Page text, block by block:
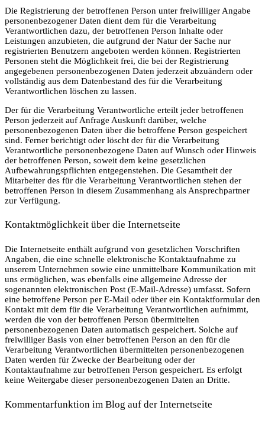
Die Registrierung der betroffenen Person unter freiwilliger Angabe
personenbezogener Daten dient dem für die Verarbeitung
Verantwortlichen dazu, der betroffenen Person Inhalte oder
Leistungen anzubieten, die aufgrund der Natur der Sache nur
registrierten Benutzern angeboten werden können. Registrierten
Personen steht die Möglichkeit frei, die bei der Registrierung
angegebenen personenbezogenen Daten jederzeit abzuändern oder
vollständig aus dem Datenbestand des für die Verarbeitung
Verantwortlichen löschen zu lassen.
Der für die Verarbeitung Verantwortliche erteilt jeder betroffenen
Person jederzeit auf Anfrage Auskunft darüber, welche
personenbezogenen Daten über die betroffene Person gespeichert
sind. Ferner berichtigt oder löscht der für die Verarbeitung
Verantwortliche personenbezogene Daten auf Wunsch oder Hinweis
der betroffenen Person, soweit dem keine gesetzlichen
Aufbewahrungspflichten entgegenstehen. Die Gesamtheit der
Mitarbeiter des für die Verarbeitung Verantwortlichen stehen der
betroffenen Person in diesem Zusammenhang als Ansprechpartner
zur Verfügung.
Kontaktmöglichkeit über die Internetseite
Die Internetseite enthält aufgrund von gesetzlichen Vorschriften
Angaben, die eine schnelle elektronische Kontaktaufnahme zu
unserem Unternehmen sowie eine unmittelbare Kommunikation mit
uns ermöglichen, was ebenfalls eine allgemeine Adresse der
sogenannten elektronischen Post (E-Mail-Adresse) umfasst. Sofern
eine betroffene Person per E-Mail oder über ein Kontaktformular den
Kontakt mit dem für die Verarbeitung Verantwortlichen aufnimmt,
werden die von der betroffenen Person übermittelten
personenbezogenen Daten automatisch gespeichert. Solche auf
freiwilliger Basis von einer betroffenen Person an den für die
Verarbeitung Verantwortlichen übermittelten personenbezogenen
Daten werden für Zwecke der Bearbeitung oder der
Kontaktaufnahme zur betroffenen Person gespeichert. Es erfolgt
keine Weitergabe dieser personenbezogenen Daten an Dritte.
Kommentarfunktion im Blog auf der Internetseite